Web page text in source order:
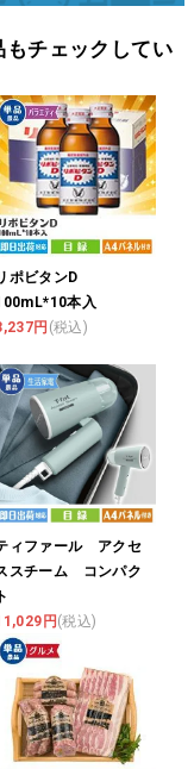
チェックしてい
ポビタンD
本入
円 (税込)
ィファール アクセ
スチーム コンパク
ト
円 (税込)